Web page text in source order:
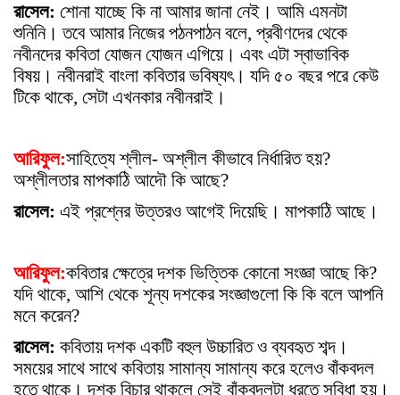
রাসেল: শোনা যাচ্ছে কি না আমার জানা নেই। আমি এমনটা
শুনিনি। তবে আমার নিজের পঠনপাঠন বলে, প্রবীণদের থেকে
নবীনদের কবিতা যোজন যোজন এগিয়ে। এবং এটা স্বাভাবিক
বিষয়। নবীনরাই বাংলা কবিতার ভবিষ্যৎ। যদি ৫০ বছর পরে কেউ
টিকে থাকে, সেটা এখনকার নবীনরাই।
আরিফুল:সাহিত্যে শ্লীল- অশ্লীল কীভাবে নির্ধারিত হয়?
অশ্লীলতার মাপকাঠি আদৌ কি আছে?
রাসেল: এই প্রশ্নের উত্তরও আগেই দিয়েছি। মাপকাঠি আছে।
আরিফুল:কবিতার ক্ষেত্রে দশক ভিত্তিক কোনো সংজ্ঞা আছে কি?
যদি থাকে, আশি থেকে শূন্য দশকের সংজ্ঞাগুলো কি কি বলে আপনি
মনে করেন?
রাসেল: কবিতায় দশক একটি বহুল উচ্চারিত ও ব্যবহৃত শব্দ।
সময়ের সাথে সাথে কবিতায় সামান্য সামান্য করে হলেও বাঁকবদল
হতে থাকে। দশক বিচার থাকলে সেই বাঁকবদলটা ধরতে সুবিধা হয়।